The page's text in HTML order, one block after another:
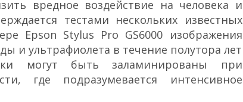
вредное воздействие на человека и
тестами нескольких известных
Epson Stylus Pro GS6000 изображения
и ультрафиолета в течение полутора лет
могут быть заламинированы при
где подразумевается интенсивное